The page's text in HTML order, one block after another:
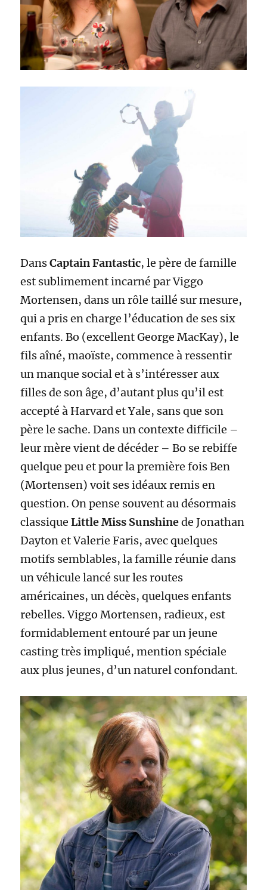
DansCaptain Fantastic, le père de famille
est sublimement incarné par Viggo
Mortensen, dans un rôle taillé sur mesure,
qui a pris en charge l’éducation de ses six
enfants. Bo (excellent George MacKay), le
fils aîné, maoïste, commence à ressentir
un manque social et à s’intéresser aux
filles de son âge, d’autant plus qu’il est
accepté à Harvard et Yale, sans que son
père le sache. Dans un contexte difficile –
leur mère vient de décéder – Bo se rebiffe
quelque peu et pour la première fois Ben
(Mortensen) voit ses idéaux remis en
question. On pense souvent au désormais
classiqueLittle Miss Sunshinede Jonathan
Dayton et Valerie Faris, avec quelques
motifs semblables, la famille réunie dans
un véhicule lancé sur les routes
américaines, un décès, quelques enfants
rebelles. Viggo Mortensen, radieux, est
formidablement entouré par un jeune
casting très impliqué, mention spéciale
aux plus jeunes, d’un naturel confondant.